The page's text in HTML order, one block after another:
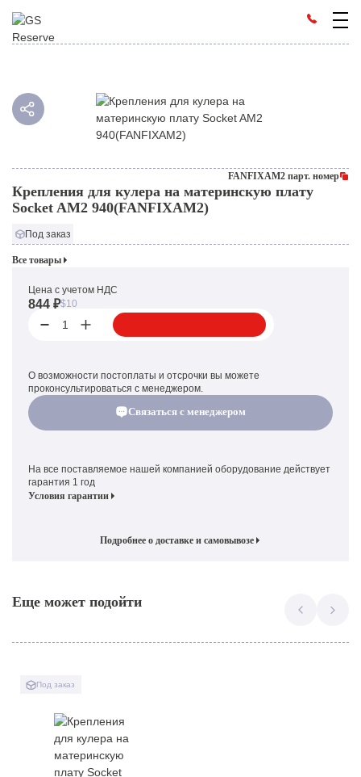
FANFIXAM2 парт. номер
Крепления для кулера на материнскую плату
Socket AM2 940(FANFIXAM2)
Под заказ
Все товары
Цена с учетом НДС
844 ₽$10
1
О возможности постоплаты и отсрочки вы можете
проконсультироваться с менеджером.
Связаться с менеджером
На все поставляемое нашей компанией оборудование действует
гарантия 1 год
Условия гарантии
Подробнее о доставке и самовывозе
Еще может подойти
Под заказ